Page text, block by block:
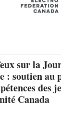
sur la
: soutien
des
Canada